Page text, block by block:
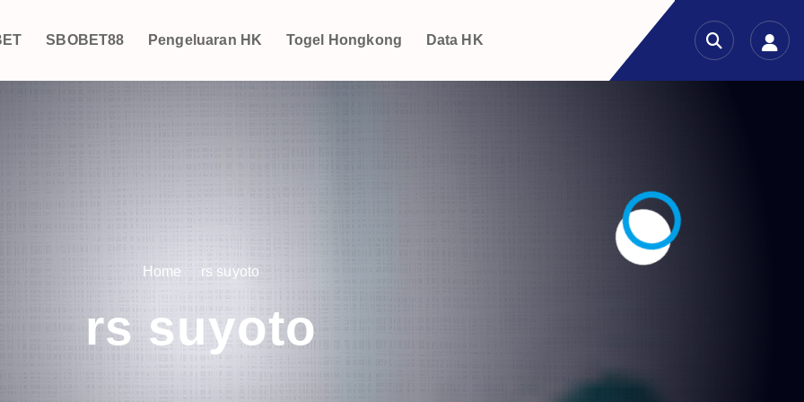
SBOBET88 Pengeluaran HK Togel Hongkong Data HK
Home rs suyoto
rs suyoto